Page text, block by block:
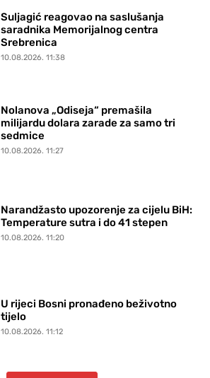
Suljagić reagovao na saslušanja
saradnika Memorijalnog centra
Srebrenica
10.08.2026. 11:38
Nolanova „Odiseja“ premašila
milijardu dolara zarade za samo tri
sedmice
10.08.2026. 11:27
Narandžasto upozorenje za cijelu BiH:
Temperature sutra i do 41 stepen
10.08.2026. 11:20
U rijeci Bosni pronađeno beživotno
tijelo
10.08.2026. 11:12